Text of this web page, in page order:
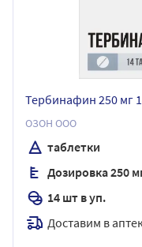
Тербинафин 250 мг
ОЗОН ООО
таблетки
Дозировка 250
14 шт в уп.
Доставим в